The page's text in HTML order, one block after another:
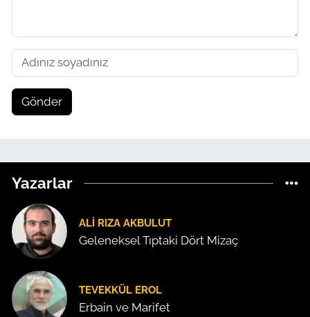
Gönder
Yazarlar
ALI RIZA AKBULUT
Geleneksel Tıptaki Dört Mizaç
TEVEKKÜL EROL
Erbain ve Marifet